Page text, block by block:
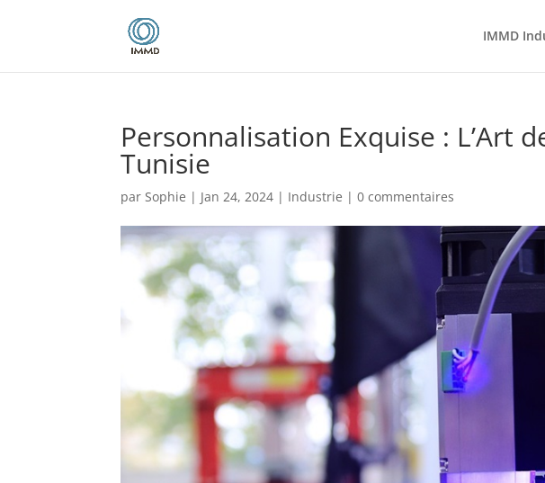
IMMD
Personnalisation Exquise : L’Art
Tunisie
parSophie | Jan 24, 2024 | Industrie |0 commentaires